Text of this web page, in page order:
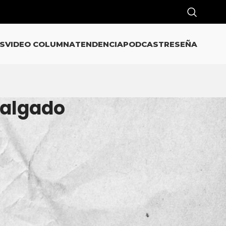
VIDEO COLUMNATENDENCIAPODCASTRESEÑA